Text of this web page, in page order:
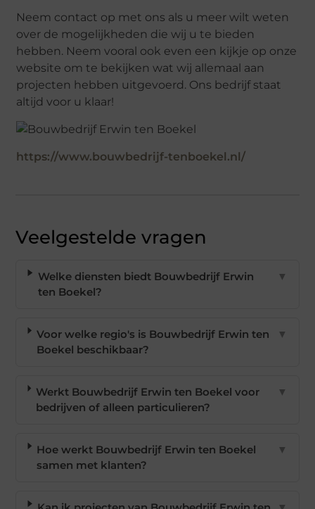
Neem contact op met ons als u meer wilt weten
over de mogelijkheden die wij u te bieden
hebben. Neem vooral ook even een kijkje op onze
website om te bekijken wat wij allemaal aan
projecten hebben uitgevoerd. Ons bedrijf staat
altijd voor u klaar!
https://www.bouwbedrijf-tenboekel.nl/
Veelgestelde vragen
Welke diensten biedt Bouwbedrijf Erwin
ten Boekel?
▼
Voor welke regio's is Bouwbedrijf Erwin ten
Boekel beschikbaar?
▼
Werkt Bouwbedrijf Erwin ten Boekel voor
bedrijven of alleen particulieren?
▼
Hoe werkt Bouwbedrijf Erwin ten Boekel
samen met klanten?
▼